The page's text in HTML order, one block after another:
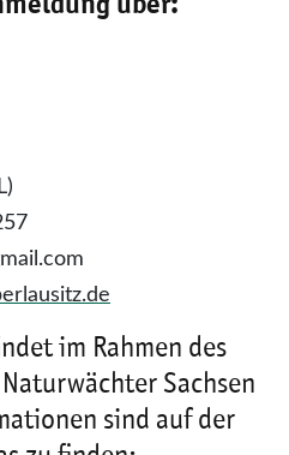
über:
im Rahmen des
Sachsen
sind auf der